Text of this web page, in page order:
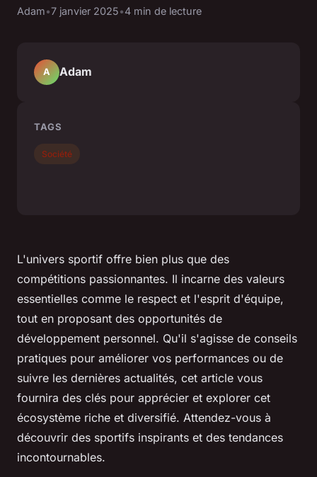
Adam•7 janvier 2025•4 min de lecture
L'univers sportif offre bien plus que des
compétitions passionnantes. Il incarne des valeurs
essentielles comme le respect et l'esprit d'équipe,
tout en proposant des opportunités de
développement personnel. Qu'il s'agisse de conseils
pratiques pour améliorer vos performances ou de
suivre les dernières actualités, cet article vous
fournira des clés pour apprécier et explorer cet
écosystème riche et diversifié. Attendez-vous à
découvrir des sportifs inspirants et des tendances
incontournables.
A Adam
TAGS
Société